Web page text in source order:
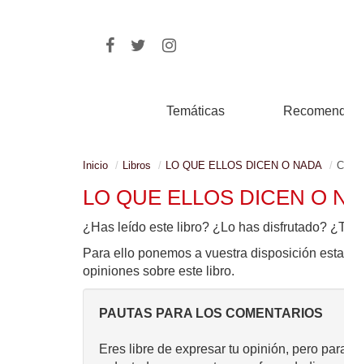
Temáticas
Inicio Libros LO QUE ELLOS DICEN O NADA
LO QUE ELLOS DICEN O
¿Has leído este libro? ¿Lo has disfrutado?
Para ello ponemos a vuestra disposición
opiniones sobre este libro.
PAUTAS PARA LOS COMENTARIOS
Eres libre de expresar tu opinión, pero